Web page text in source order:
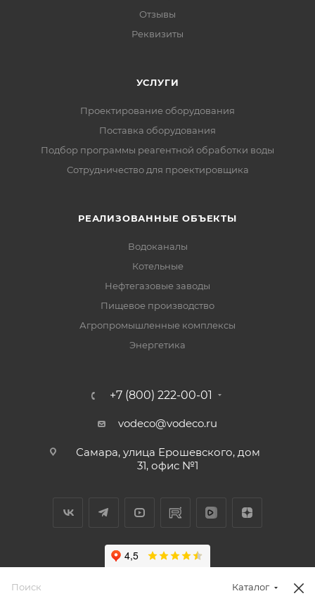
Отзывы
Реквизиты
УСЛУГИ
Проектирование оборудования
Поставка оборудования
Подбор программы реагентной обработки воды
Сотрудничество для проектировщика
РЕАЛИЗОВАННЫЕ ОБЪЕКТЫ
Водоканалы
Котельные
Нефтегазовые заводы
Пищевое производство
Агропромышленные комплексы
Энергетика
+7 (800) 222-00-01
vodeco@vodeco.ru
Самара, улица Ерошевского, дом
31, офис №1
Каталог